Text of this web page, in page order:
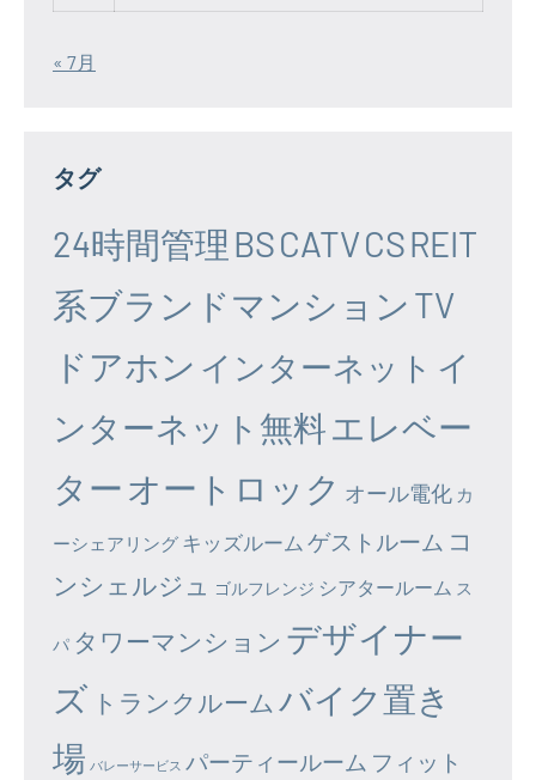
« 7月
タグ
24時間管理 BSCATVCSREIT
系ブランドマンション TV
ドアホン インターネット イ
ンターネット無料エレベー
ター オートロック オール電化 カ
ーシェアリング キッズルーム ゲストルーム コ
ンシェルジュ
ゴルフレンジ シアタールーム ス
パ タワーマンション デザイナー
ズ トランクルーム バイク置き
場 バレーサービス パーティールーム フィット